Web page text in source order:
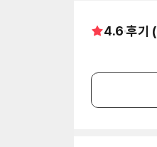
4.6 후기 (